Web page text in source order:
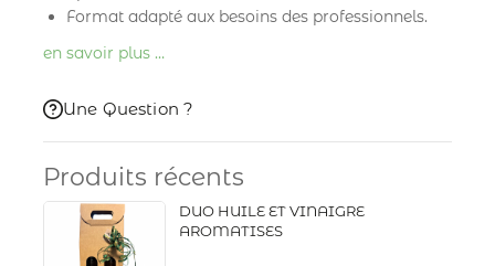
Produits récents
DUO HUILE ET VINAIGRE
AROMATISES
Format adapté aux besoins des professionnels.
en savoir plus …
Une Question ?